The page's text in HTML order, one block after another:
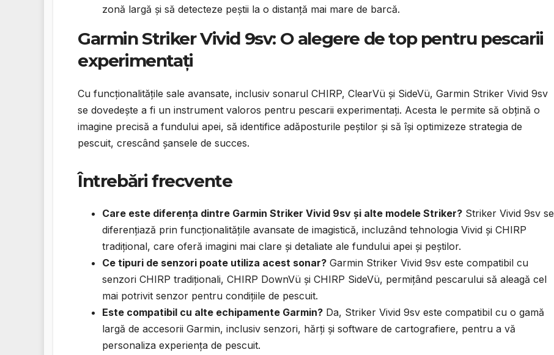
zonă largă și să detecteze peștii la o distanță mai mare de barcă.
Garmin Striker Vivid 9sv: O alegere de top pentru pescarii
experimentați
Cu funcționalitățile sale avansate, inclusiv sonarul CHIRP, ClearVü și SideVü, Garmin Striker Vivid 9sv
se dovedește a fi un instrument valoros pentru pescarii experimentați. Acesta le permite să obțină o
imagine precisă a fundului apei, să identifice adăposturile peștilor și să își optimizeze strategia de
pescuit, crescând șansele de succes.
Întrebări frecvente
Care este diferența dintre Garmin Striker Vivid 9sv și alte modele Striker? Striker Vivid 9sv se
diferențiază prin funcționalitățile avansate de imagistică, incluzând tehnologia Vivid și CHIRP
tradițional, care oferă imagini mai clare și detaliate ale fundului apei și peștilor.
Ce tipuri de senzori poate utiliza acest sonar? Garmin Striker Vivid 9sv este compatibil cu
senzori CHIRP tradiționali, CHIRP DownVü și CHIRP SideVü, permițând pescarului să aleagă cel
mai potrivit senzor pentru condițiile de pescuit.
Este compatibil cu alte echipamente Garmin? Da, Striker Vivid 9sv este compatibil cu o gamă
largă de accesorii Garmin, inclusiv senzori, hărți și software de cartografiere, pentru a vă
personaliza experiența de pescuit.